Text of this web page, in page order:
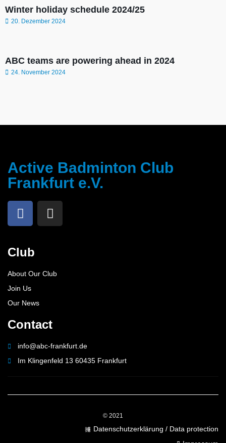
Winter holiday schedule 2024/25
20. Dezember 2024
ABC teams are powering ahead in 2024
24. November 2024
Active Badminton Club
Frankfurt e.V.
Club
About Our Club
Join Us
Our News
Contact
info@abc-frankfurt.de
Im Klingenfeld 13 60435 Frankfurt
© 2021
Datenschutzerklärung / Data protection